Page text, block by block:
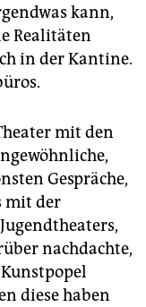
kann,
Realitäten
in der Kantine.
mit den
Gespräche,
mit der
nachdachte,
diese haben